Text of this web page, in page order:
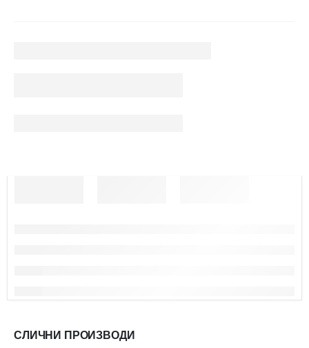
СЛИЧНИ ПРОИЗВОДИ